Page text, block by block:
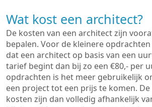
Wat kost een architect?
De kosten van een architect zijn
bepalen. Voor de kleinere
dat een architect op basis van een
tarief begint dan bij zo een €80,- per
opdrachten is het meer gebruikelijk
een project tot een prijs te komen.
kosten zijn dan volledig afhankelijk